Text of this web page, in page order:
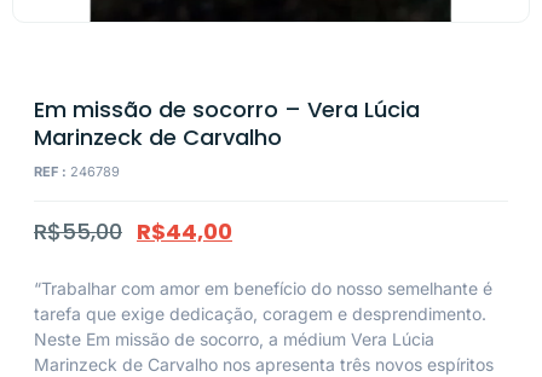
Em missão de socorro – Vera Lúcia
Marinzeck de Carvalho
REF : 246789
R$55,00 R$44,00
“Trabalhar com amor em benefício do nosso semelhante é
tarefa que exige dedicação, coragem e desprendimento.
Neste Em missão de socorro, a médium Vera Lúcia
Marinzeck de Carvalho nos apresenta três novos espíritos